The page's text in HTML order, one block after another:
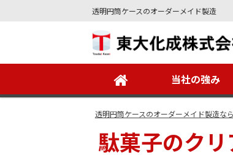
透明円筒ケースのオーダーメイド製造
当社の強み
透明円筒ケースのオーダーメイド製造な
駄菓子のク